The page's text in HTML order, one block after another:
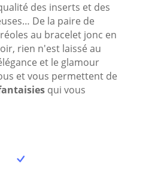
des inserts et des
De la paire de
au bracelet jonc en
rien n'est laissé au
et le glamour
et vous permettent de
qui vous